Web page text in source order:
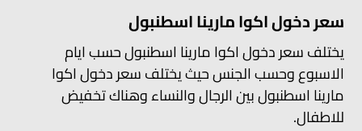
سعر دخول اكوا مارينا اسطنبول
يختلف سعر دخول اكوا مارينا اسطنبول حسب ايام
الاسبوع وحسب الجنس حيث يختلف سعر دخول اكوا
مارينا اسطنبول بين الرجال والنساء وهناك تخفيض
للاطفال.